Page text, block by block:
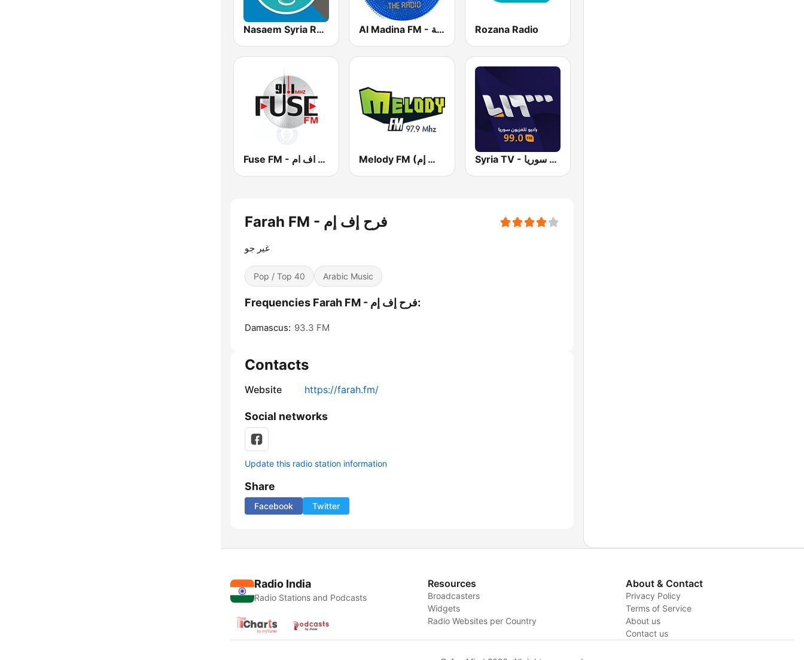
Nasaem Syria Radio - راديو نسائم سوريا Al Madina FM - المدينة Rozana Radio
Fuse FM - فيوز اف ام Melody FM (ميلودي إف إم) Syria TV - راديو تلفزيون سوريا
Farah FM - فرح إف إم
غير جو
Pop / Top 40 Arabic Music
Frequencies Farah FM - فرح إف إم:
Damascus: 93.3 FM
Contacts
Website https://farah.fm/
Social networks
Update this radio station information
Share
Facebook Twitter
Radio India
Radio Stations and Podcasts
Resources
Broadcasters
Widgets
Radio Websites per Country
About & Contact
Privacy Policy
Terms of Service
About us
Contact us